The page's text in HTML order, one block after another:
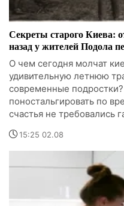
Секреты старого Киева:
назад у жителей Подола
О чем сегодня молчат
удивительную летнюю
современные подростки?
поностальгировать по
счастья не требовались
15:25 02.08